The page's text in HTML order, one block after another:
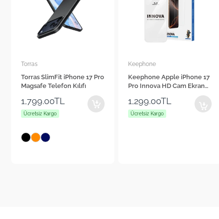
Keephone
Keephone Apple iPhone 17
Pro Innova HD Cam Ekran
1,299.00TL
Ücretsiz Kargo
Cepax
Cepax Foldable iPad Air 11"
2024 Kalem Bölmeli Standlı
1,560.00TL
Ücretsiz Kargo